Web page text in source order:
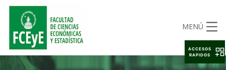
MENÚ
ACCESOS
RAPIDOS